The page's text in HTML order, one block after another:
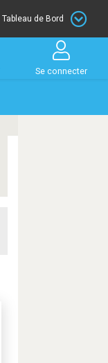
Tableau de Bord
Se connecter